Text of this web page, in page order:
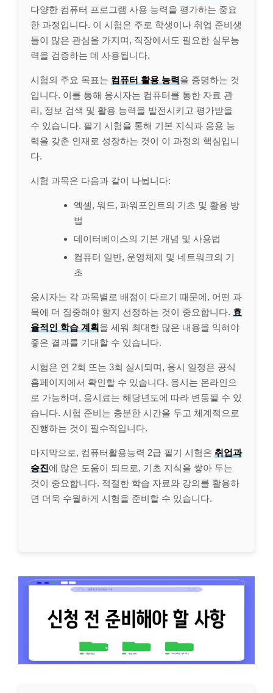
다양한 컴퓨터 프로그램 사용 능력을 평가하는 중요
한 과정입니다. 이 시험은 주로 학생이나 취업 준비생
들이 많은 관심을 가지며, 직장에서도 필요한 실무능
력을 검증하는 데 사용됩니다.
시험의 주요 목표는 컴퓨터 활용 능력을 증명하는 것
입니다. 이를 통해 응시자는 컴퓨터를 통한 자료 관
리, 정보 검색 및 활용 능력을 발전시키고 평가받을
수 있습니다. 필기 시험을 통해 기본 지식과 응용 능
력을 갖춘 인재로 성장하는 것이 이 과정의 핵심입니
다.
시험 과목은 다음과 같이 나뉩니다:
엑셀, 워드, 파워포인트의 기초 및 활용 방
법
데이터베이스의 기본 개념 및 사용법
컴퓨터 일반, 운영체제 및 네트워크의 기
초
응시자는 각 과목별로 배점이 다르기 때문에, 어떤 과
목에 더 집중해야 할지 선정하는 것이 중요합니다. 효
율적인 학습 계획을 세워 최대한 많은 내용을 익혀야
좋은 결과를 기대할 수 있습니다.
시험은 연 2회 또는 3회 실시되며, 응시 일정은 공식
홈페이지에서 확인할 수 있습니다. 응시는 온라인으
로 가능하며, 응시료는 해당년도에 따라 변동될 수 있
습니다. 시험 준비는 충분한 시간을 두고 체계적으로
진행하는 것이 필수적입니다.
마지막으로, 컴퓨터활용능력 2급 필기 시험은 취업과
승진에 많은 도움이 되므로, 기초 지식을 쌓아 두는
것이 중요합니다. 적절한 학습 자료와 강의를 활용하
면 더욱 수월하게 시험을 준비할 수 있습니다.